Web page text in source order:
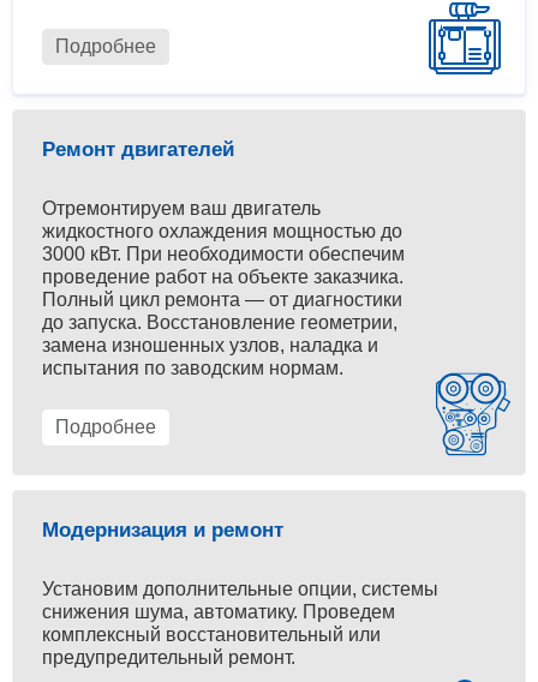
Подробнее
Ремонт двигателей
Отремонтируем ваш двигатель
жидкостного охлаждения мощностью до
3000 кВт. При необходимости обеспечим
проведение работ на объекте заказчика.
Полный цикл ремонта — от диагностики
до запуска. Восстановление геометрии,
замена изношенных узлов, наладка и
испытания по заводским нормам.
Подробнее
Модернизация и ремонт
Установим дополнительные опции, системы
снижения шума, автоматику. Проведем
комплексный восстановительный или
предупредительный ремонт.